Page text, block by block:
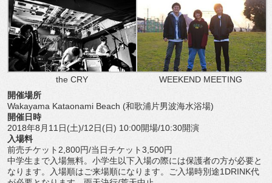
the CRY
WEEKEND MEETING
開催場所
Wakayama Kataonami Beach (和歌浦片男波海水浴場)
開催日時
2018年8月11日(土)/12日(日) 10:00開場/10:30開演
入場料
前売チケット2,800円/当日チケット3,500円
中学生まで入場無料。小学生以下入場の際には保護者の方が必要と
なります。入場順はご来場順になります。ご入場時別途1DRINK代